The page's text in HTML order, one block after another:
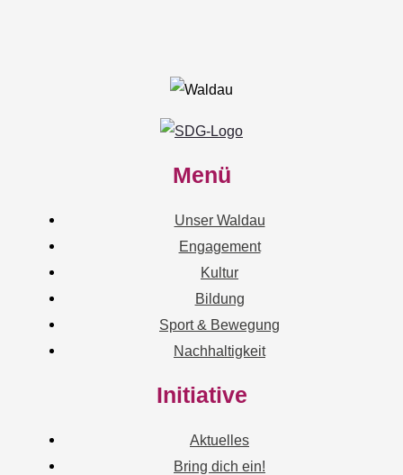
Menü
Unser Waldau
Engagement
Kultur
Bildung
Sport & Bewegung
Nachhaltigkeit
Initiative
Aktuelles
Bring dich ein!